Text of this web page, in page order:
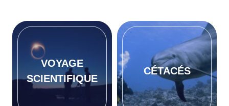
VOYAGE
SCIENTIFIQUE
CÉTACÉS